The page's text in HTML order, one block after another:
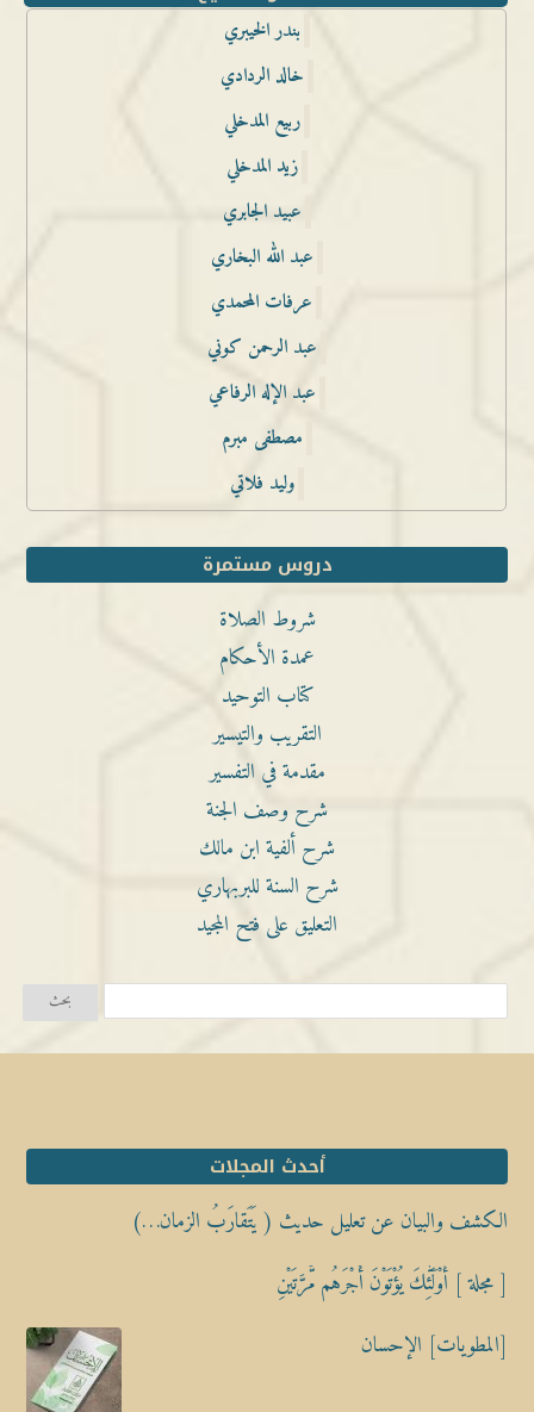
بندر الخيبري
خالد الردادي
ربيع المدخلي
زيد المدخلي
عبيد الجابري
عبد الله البخاري
عرفات المحمدي
عبد الرحمن كوني
عبد الإله الرفاعي
مصطفى مبرم
وليد فلاتي
دروس مستمرة
شروط الصلاة
عمدة الأحكام
كتاب التوحيد
التقريب والتيسير
مقدمة في التفسير
شرح وصف الجنة
شرح ألفية ابن مالك
شرح السنة للبربهاري
التعليق على فتح المجيد
أحدث المجلات
الكشف والبيان عن تعليل حديث ( يَتَقارَبُ الزمان…)
[ مجلة ] أُوْلَٰٓئِكَ يُؤْتَوْنَ أَجْرَهُم مَّرَّتَيْنِ
[المطويات] الإحسان